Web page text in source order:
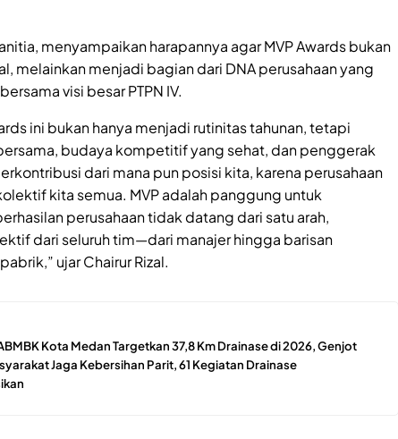
menyampaikan harapannya agar MVP Awards bukan
melainkan menjadi bagian dari DNA perusahaan yang
visi besar PTPN IV.
ini bukan hanya menjadi rutinitas tahunan, tetapi
budaya kompetitif yang sehat, dan penggerak
dari mana pun posisi kita, karena perusahaan
kita semua. MVP adalah panggung untuk
perusahaan tidak datang dari satu arah,
dari seluruh tim—dari manajer hingga barisan
ujar Chairur Rizal.
Kota Medan Targetkan 37,8 Km Drainase di 2026, Genjot
Jaga Kebersihan Parit, 61 Kegiatan Drainase